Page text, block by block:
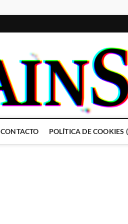
CONTACTO POLÍTICA DE COOKIES